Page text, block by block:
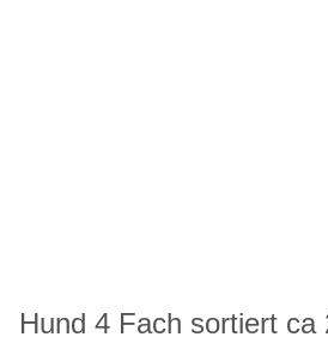
Hund 4 Fach sortiert ca